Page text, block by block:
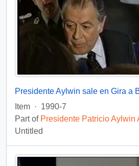
Item · 1990-7
Part of Presidente Patricio Aylwin
Untitled